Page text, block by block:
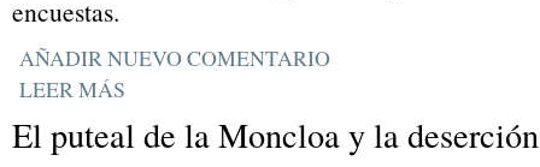
encuestas.
AÑADIR NUEVO COMENTARIO
LEER MÁS
El puteal de la Moncloa y la